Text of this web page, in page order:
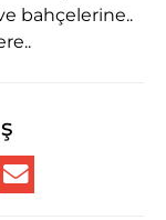
bahçelerine..